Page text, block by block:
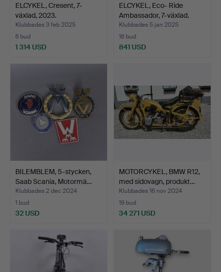
ELCYKEL, Cresent, 7-
växlad, 2023.
Klubbades 3 feb 2025
6 bud
1 314 USD
ELCYKEL, Eco- Ride
Ambassador, 7-växlad.
Klubbades 5 jan 2025
16 bud
841 USD
BILEMBLEM, 5-stycken,
Saab Scania, Motormä…
Klubbades 2 dec 2024
1 bud
32 USD
MOTORCYKEL, BMW R12,
med sidovagn, produkt…
Klubbades 16 nov 2024
19 bud
34 271 USD